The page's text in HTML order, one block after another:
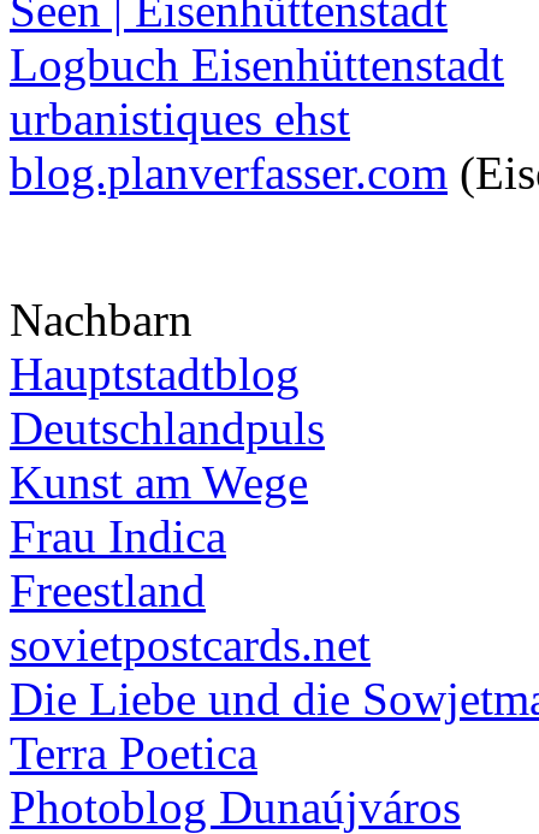
Logbuch Eisenhüttenstadt
urbanistiques ehst
blog.planverfasser.com
Nachbarn
Hauptstadtblog
Deutschlandpuls
Kunst am Wege
Frau Indica
Freestland
sovietpostcards.net
Die Liebe und die
Terra Poetica
Photoblog Dunaújváros